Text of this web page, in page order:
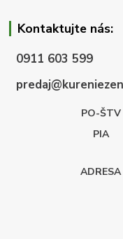
Kontaktujte nás:
0911 603 599
PO-ŠTV
PIA
ADRESA